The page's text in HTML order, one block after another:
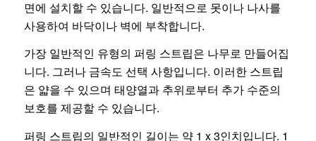
면에 설치할 수 있습니다. 일반적으로 못이나 나사를
사용하여 바닥이나 벽에 부착합니다.
가장 일반적인 유형의 퍼링 스트립은 나무로 만들어집
니다. 그러나 금속도 선택 사항입니다. 이러한 스트립
은 얇을 수 있으며 태양열과 추위로부터 추가 수준의
보호를 제공할 수 있습니다.
퍼링 스트립의 일반적인 길이는 약 1 x 3인치입니다. 1